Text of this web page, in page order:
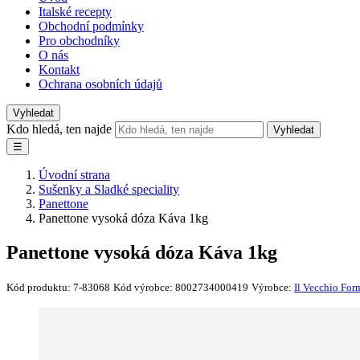
Italské recepty
Obchodní podmínky
Pro obchodníky
O nás
Kontakt
Ochrana osobních údajů
Vyhledat
Kdo hledá, ten najde
Vyhledat
☰
Úvodní strana
Sušenky a Sladké speciality
Panettone
Panettone vysoká dóza Káva 1kg
Panettone vysoká dóza Káva 1kg
Kód produktu: 7-83068 Kód výrobce: 8002734000419 Výrobce: Il Vecchio